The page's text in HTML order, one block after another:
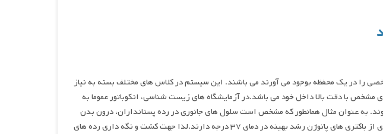
را در یک محفظه بوجود می آورند می باشند. این سیستم در کلاس های مختلف بسته به نیاز
با دقت بالا داخل خود می باشد.در آزمایشگاه های زیست شناسی، انکوباتور عموما به
به عنوان مثال همانطور که مشخص است سلول های جانوری در رده پستانداران، درون بدن
در دمای ۳۷ درجه رشد می کنند. همچنین بخش زیادی از باکتری های پاتوژن رشد بهینه در دمای ۳۷ درجه دارند.لذا جهت کشت و نگه داری رده های